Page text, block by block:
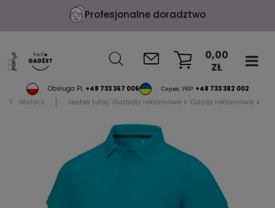
Profesjonalne doradztwo
Obsługa PL +48 733 367 006 Сервіс УКР +48 733 382 002
0,00
ZŁ
Wstecz Jesteś tutaj: Gadżety reklamowe Odzież reklamowa